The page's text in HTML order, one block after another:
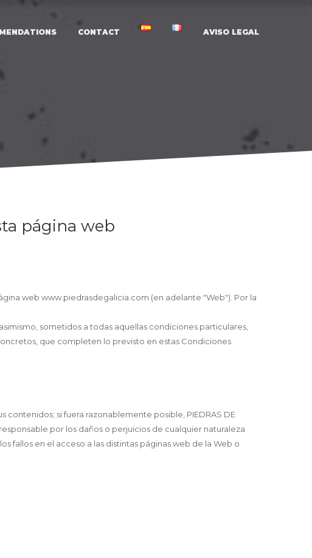
CONTACT AVISO LEGAL
página web
web www.piedrasdegalicia.com (en adelante "Web"). Por la
sometidos a todas aquellas condiciones particulares,
que completen lo previsto en estas Condiciones
contenidos; si fuera razonablemente posible, PIEDRAS DE
por los daños o perjuicios de cualquier naturaleza
fallos en el acceso a las distintas páginas web de la Web o